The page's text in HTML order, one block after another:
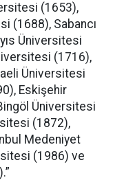
(1653),
(1688), Sabancı
Üniversitesi
(1716),
Üniversitesi
Eskişehir
Üniversitesi
(1872),
Medeniyet
(1986) ve